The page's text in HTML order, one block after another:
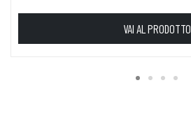
VAI AL PRODOTTO